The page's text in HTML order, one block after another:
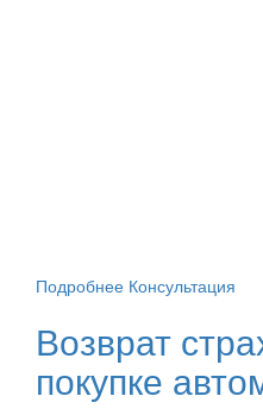
Подробнее Консультация
Возврат
покупке